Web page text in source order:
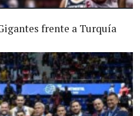
frente a Turquía